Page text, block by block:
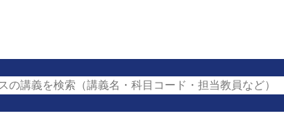
の講義を検索（講義名・科目コード・担当教員など）